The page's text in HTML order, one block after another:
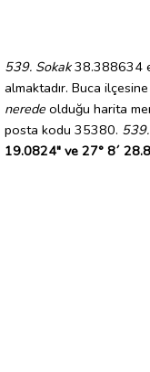
539. Sokak38.388634
almaktadır. Buca ilçesine
nerede olduğu harita
posta kodu 35380.
19.0824" ve 27° 8´